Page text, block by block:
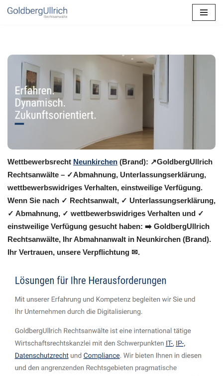
Wettbewerbsrecht Neunkirchen (Brand): ↗GoldbergUllrich
Rechtsanwälte – ✓Abmahnung, Unterlassungserklärung,
wettbewerbswidriges Verhalten, einstweilige Verfügung.
Wenn Sie nach ✓ Rechtsanwalt, ✓ Unterlassungserklärung,
✓ Abmahnung, ✓ wettbewerbswidriges Verhalten und ✓
einstweilige Verfügung gesucht haben: ➡️ GoldbergUllrich
Rechtsanwälte, Ihr Abmahnanwalt in Neunkirchen (Brand).
Ihr Vertrauen, unsere Verpflichtung ✉.